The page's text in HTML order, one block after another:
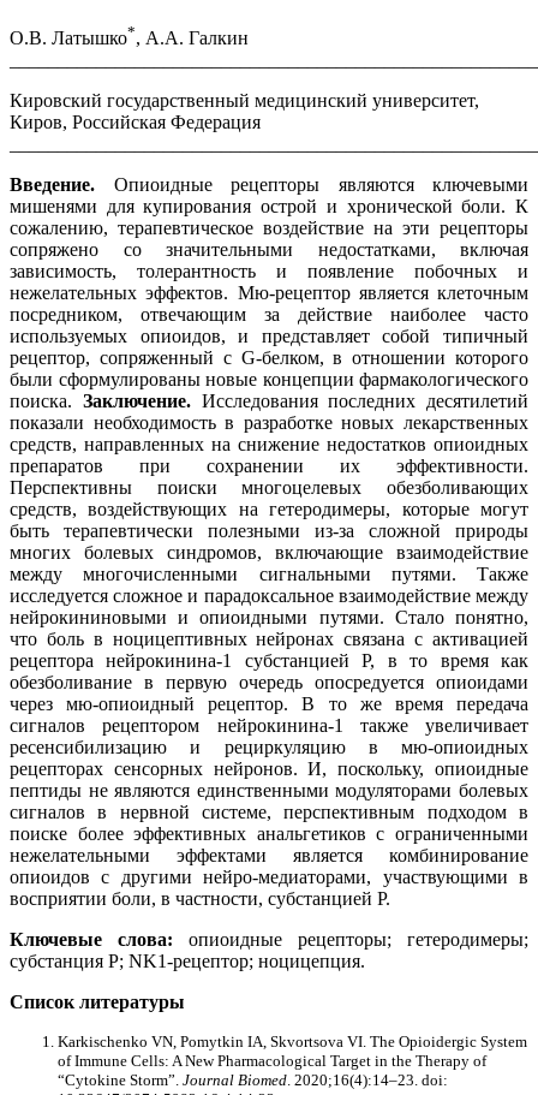
О.В. Латышко*, А.А. Галкин
Кировский государственный медицинский университет,
Киров, Российская Федерация
Введение. Опиоидные рецепторы являются ключевыми
мишенями для купирования острой и хронической боли. К
сожалению, терапевтическое воздействие на эти рецепторы
сопряжено со значительными недостатками, включая
зависимость, толерантность и появление побочных и
нежелательных эффектов. Мю-рецептор является клеточным
посредником, отвечающим за действие наиболее часто
используемых опиоидов, и представляет собой типичный
рецептор, сопряженный с G-белком, в отношении которого
были сформулированы новые концепции фармакологического
поиска. Заключение.Исследования последних десятилетий
показали необходимость в разработке новых лекарственных
средств, направленных на снижение недостатков опиоидных
препаратов при сохранении их эффективности.
Перспективны поиски многоцелевых обезболивающих
средств, воздействующих на гетеродимеры, которые могут
быть терапевтически полезными из-за сложной природы
многих болевых синдромов, включающие взаимодействие
между многочисленными сигнальными путями. Также
исследуется сложное и парадоксальное взаимодействие между
нейрокининовыми и опиоидными путями. Стало понятно,
что боль в ноцицептивных нейронах связана с активацией
рецептора нейрокинина-1 субстанцией P, в то время как
обезболивание в первую очередь опосредуется опиоидами
через мю-опиоидный рецептор. В то же время передача
сигналов рецептором нейрокинина-1 также увеличивает
ресенсибилизацию и рециркуляцию в мю-опиоидных
рецепторах сенсорных нейронов. И, поскольку, опиоидные
пептиды не являются единственными модуляторами болевых
сигналов в нервной системе, перспективным подходом в
поиске более эффективных анальгетиков с ограниченными
нежелательными эффектами является комбинирование
опиоидов с другими нейро-медиаторами, участвующими в
восприятии боли, в частности, субстанцией Р.
Ключевые слова: опиоидные рецепторы; гетеродимеры;
субстанция P; NK1-рецептор; ноцицепция.
Список литературы
Karkischenko VN, Pomytkin IA, Skvortsova VI. The Opioidergic System
of Immune Cells: A New Pharmacological Target in the Therapy of
“Cytokine Storm”. Journal Biomed. 2020;16(4):14–23. doi: